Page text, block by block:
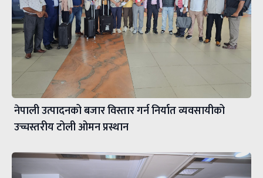
नेपाली उत्पादनको बजार विस्तार गर्न निर्यात व्यवसायीको
उच्चस्तरीय टोली ओमन प्रस्थान